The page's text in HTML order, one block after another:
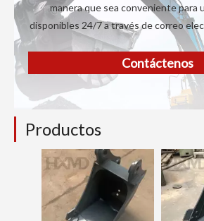
manera que sea conveniente para
disponibles 24/7 a través de correo
Contáctenos
Productos